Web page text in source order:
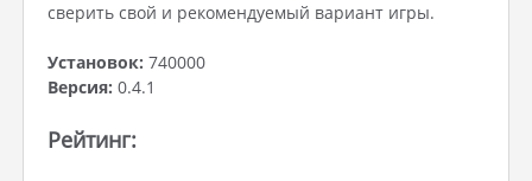
сверить свой и рекомендуемый вариант игры.
Установок: 740000
Версия: 0.4.1
Рейтинг: